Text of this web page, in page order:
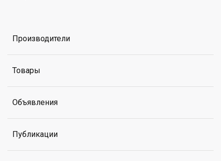
Производители
Товары
Объявления
Публикации